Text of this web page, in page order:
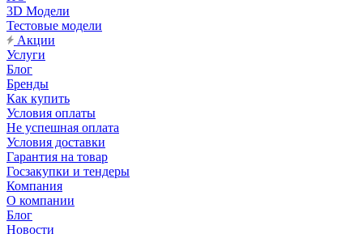
3D Модели
Тестовые модели
Акции
Услуги
Блог
Бренды
Как купить
Условия оплаты
Не успешная оплата
Условия доставки
Гарантия на товар
Госзакупки и тендеры
Компания
О компании
Блог
Новости